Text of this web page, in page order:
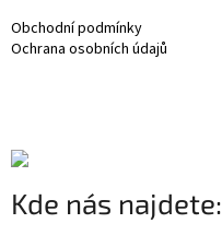
Obchodní podmínky
Ochrana osobních údajů
Kde nás najdete: